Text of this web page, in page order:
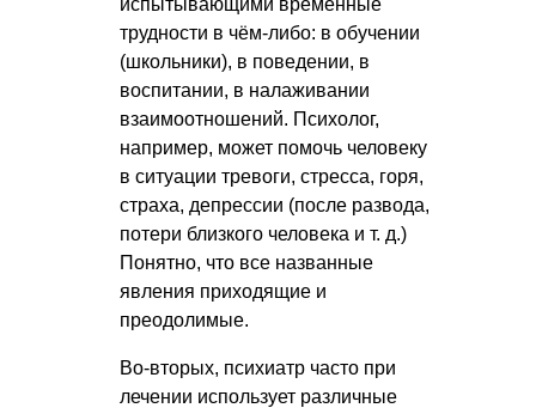
трудности в чём-либо: в обучении
(школьники), в поведении, в
воспитании, в налаживании
взаимоотношений. Психолог,
например, может помочь человеку
в ситуации тревоги, стресса, горя,
страха, депрессии (после развода,
потери близкого человека и т. д.)
Понятно, что все названные
явления приходящие и
преодолимые.
Во-вторых, психиатр часто при
лечении использует различные